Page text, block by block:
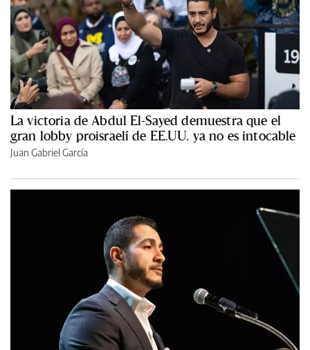
La victoria de Abdul El-Sayed demuestra que el
gran lobby proisraelí de EE.UU. ya no es intocable
Juan Gabriel García